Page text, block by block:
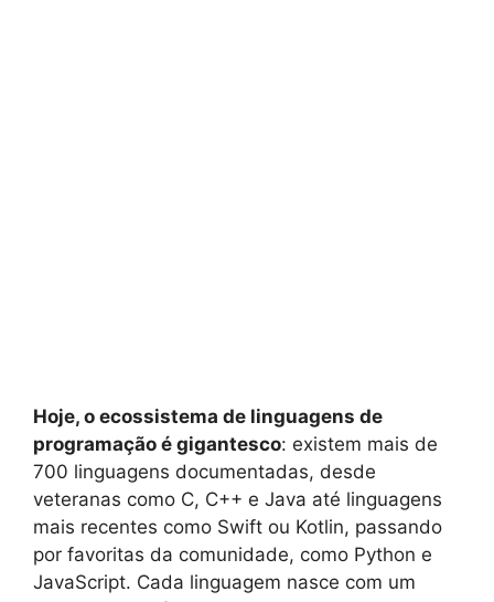
Hoje, o ecossistema de linguagens de
programação é gigantesco: existem mais de
700 linguagens documentadas, desde
veteranas como C, C++ e Java até linguagens
mais recentes como Swift ou Kotlin, passando
por favoritas da comunidade, como Python e
JavaScript. Cada linguagem nasce com um